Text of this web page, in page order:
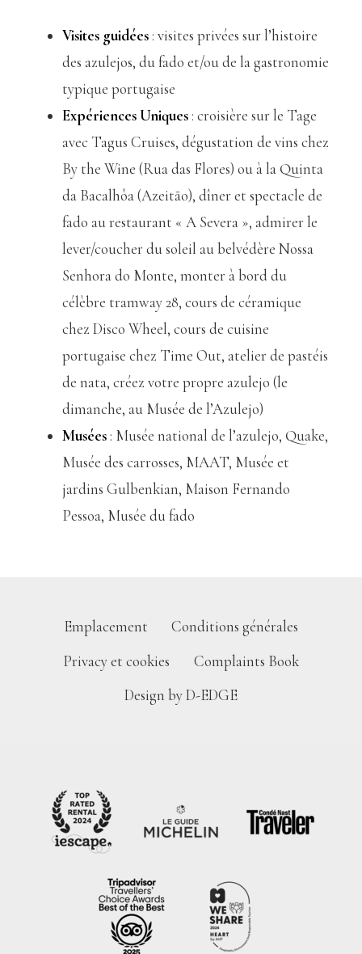
Visites guidées: visites privées sur l’histoire
des azulejos, du fado et/ou de la gastronomie
typique portugaise
Expériences Uniques: croisière sur le Tage
avec Tagus Cruises, dégustation de vins chez
By the Wine (Rua das Flores) ou à la Quinta
da Bacalhôa (Azeitão), dîner et spectacle de
fado au restaurant « A Severa », admirer le
lever/coucher du soleil au belvédère Nossa
Senhora do Monte, monter à bord du
célèbre tramway 28, cours de céramique
chez Disco Wheel, cours de cuisine
portugaise chez Time Out, atelier de pastéis
de nata, créez votre propre azulejo (le
dimanche, au Musée de l’Azulejo)
Musées: Musée national de l’azulejo, Quake,
Musée des carrosses, MAAT, Musée et
jardins Gulbenkian, Maison Fernando
Pessoa, Musée du fado
Emplacement
Conditions générales
Privacy et cookies
Complaints Book
Design by D-EDGE